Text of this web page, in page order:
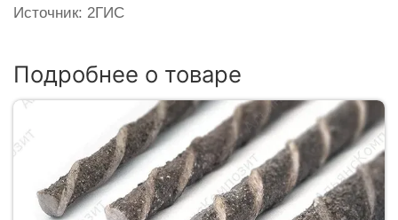
Источник: 2ГИС
Подробнее о товаре